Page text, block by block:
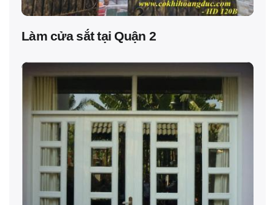
Làm cửa sắt tại Quận 2